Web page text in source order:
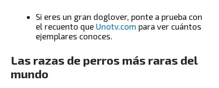
Si eres un gran doglover, ponte a prueba con
el recuento que Unotv.com para ver cuántos
ejemplares conoces.
Las razas de perros más raras del
mundo